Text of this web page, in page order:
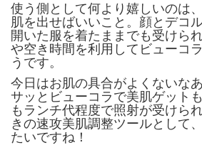
使う側として何より嬉しいのは
肌を出せばいいこと。顔とデコ
開いた服を着たままでも受けら
や空き時間を利用してビューコ
うです。
今日はお肌の具合がよくないな
サッとビューコラで美肌ゲット
もランチ代程度で照射が受けら
きの速攻美肌調整ツールとして
たいですね！